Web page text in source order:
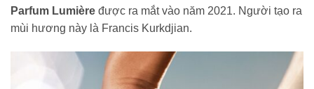
Parfum Lumière được ra mắt vào năm 2021. Người tạo ra
mùi hương này là Francis Kurkdjian.